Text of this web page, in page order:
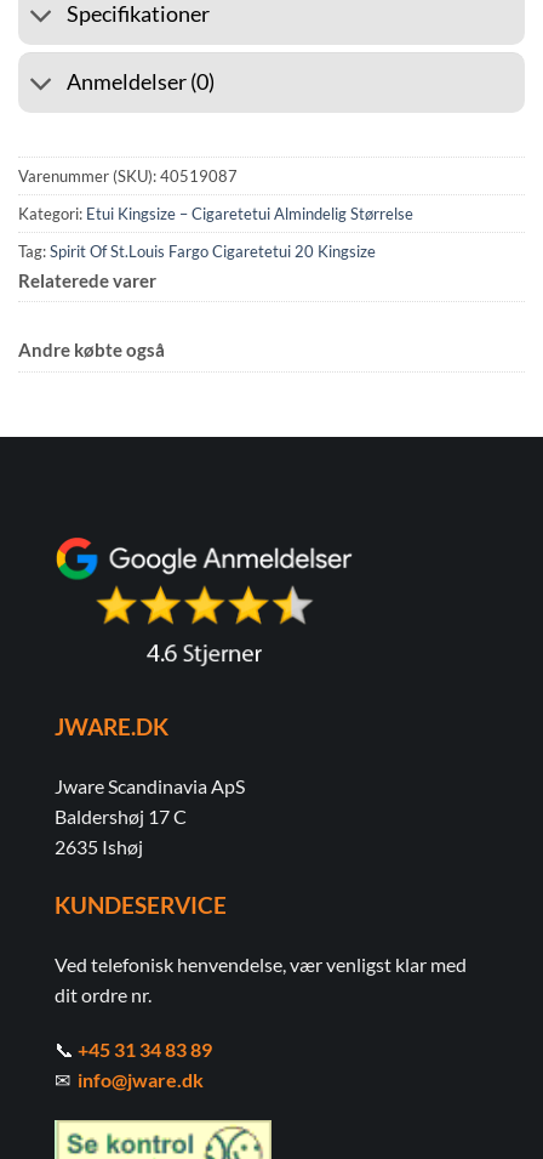
Specifikationer
Anmeldelser (0)
Varenummer (SKU):40519087
Kategori: Etui Kingsize – Cigaretetui Almindelig Størrelse
Tag:Spirit Of St.Louis Fargo Cigaretetui 20 Kingsize
Relaterede varer
Andre købte også
JWARE.DK
Jware Scandinavia ApS
Baldershøj 17 C
2635 Ishøj
KUNDESERVICE
Ved telefonisk henvendelse, vær venligst klar med
dit ordre nr.
📞 +45 31 34 83 89
✉ info@jware.dk